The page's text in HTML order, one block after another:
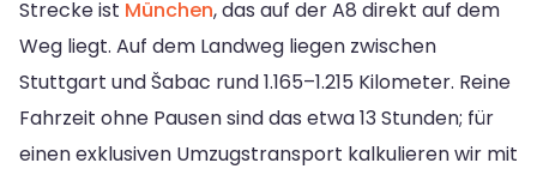
Strecke ist München, das auf der A8 direkt auf dem
Weg liegt. Auf dem Landweg liegen zwischen
Stuttgart und Šabac rund 1.165–1.215 Kilometer. Reine
Fahrzeit ohne Pausen sind das etwa 13 Stunden; für
einen exklusiven Umzugstransport kalkulieren wir mit